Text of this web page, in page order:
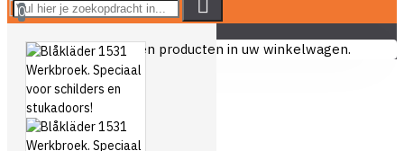
0
U heeft nog geen producten in uw winkelwagen.